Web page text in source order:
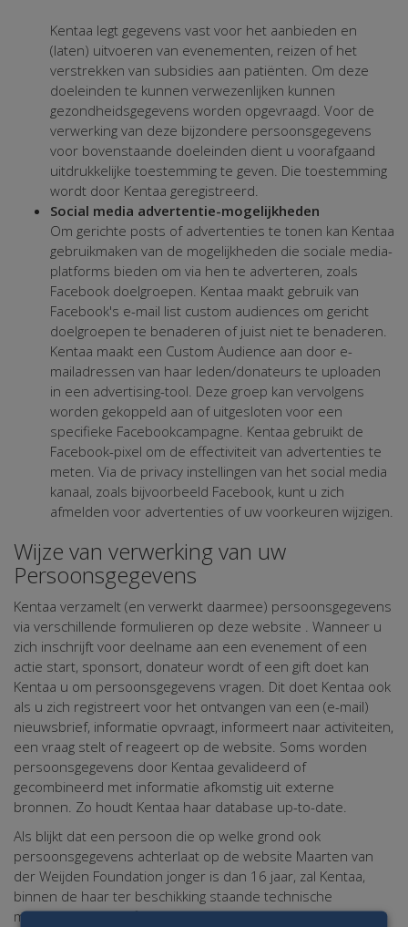
Kentaa legt gegevens vast voor het aanbieden en
(laten) uitvoeren van evenementen, reizen of het
verstrekken van subsidies aan patiënten. Om deze
doeleinden te kunnen verwezenlijken kunnen
gezondheidsgegevens worden opgevraagd. Voor de
verwerking van deze bijzondere persoonsgegevens
voor bovenstaande doeleinden dient u voorafgaand
uitdrukkelijke toestemming te geven. Die toestemming
wordt door Kentaa geregistreerd.
Social media advertentie-mogelijkheden
Om gerichte posts of advertenties te tonen kan Kentaa
gebruikmaken van de mogelijkheden die sociale media-
platforms bieden om via hen te adverteren, zoals
Facebook doelgroepen. Kentaa maakt gebruik van
Facebook's e-mail list custom audiences om gericht
doelgroepen te benaderen of juist niet te benaderen.
Kentaa maakt een Custom Audience aan door e-
mailadressen van haar leden/donateurs te uploaden
in een advertising-tool. Deze groep kan vervolgens
worden gekoppeld aan of uitgesloten voor een
specifieke Facebookcampagne. Kentaa gebruikt de
Facebook-pixel om de effectiviteit van advertenties te
meten. Via de privacy instellingen van het social media
kanaal, zoals bijvoorbeeld Facebook, kunt u zich
afmelden voor advertenties of uw voorkeuren wijzigen.
Wijze van verwerking van uw
Persoonsgegevens
Kentaa verzamelt (en verwerkt daarmee) persoonsgegevens
via verschillende formulieren op deze website . Wanneer u
zich inschrijft voor deelname aan een evenement of een
actie start, sponsort, donateur wordt of een gift doet kan
Kentaa u om persoonsgegevens vragen. Dit doet Kentaa ook
als u zich registreert voor het ontvangen van een (e-mail)
nieuwsbrief, informatie opvraagt, informeert naar activiteiten,
een vraag stelt of reageert op de website. Soms worden
persoonsgegevens door Kentaa gevalideerd of
gecombineerd met informatie afkomstig uit externe
bronnen. Zo houdt Kentaa haar database up-to-date.
Als blijkt dat een persoon die op welke grond ook
persoonsgegevens achterlaat op de website Maarten van
der Weijden Foundation jonger is dan 16 jaar, zal Kentaa,
binnen de haar ter beschikking staande technische
mogelijkheden, verifiëren of deze gegevens met